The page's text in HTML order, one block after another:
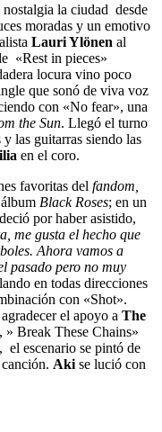
la ciudad desde
moradas y un emotivo
Lauri Ylönen al
«Rest in pieces»
locura vino poco
que sonó de viva voz
con «No fear», una
the Sun. Llegó el turno
las guitarras siendo las
en el coro.
favoritas del fandom,
Black Roses; en un
por haber asistido,
me gusta el hecho que
Ahora vamos a
pasado pero no muy
en todas direcciones
con «Shot».
el apoyo a The
Break These Chains»
el escenario se pintó de
Aki se lució con